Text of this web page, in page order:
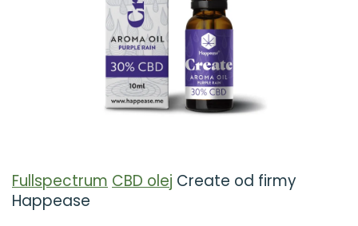
Fullspectrum CBD olej Create od firmy
Happease